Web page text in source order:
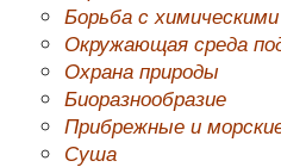
Борьба с
Окружающая среда
Охрана природы
Биоразнообразие
Прибрежные и
Суша